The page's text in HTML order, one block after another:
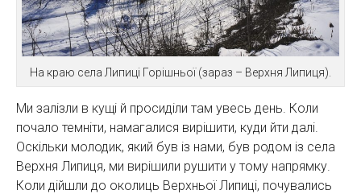
На краю села Липиці Горішньої (зараз – Верхня Липиця).
Ми залізли в кущі й просиділи там увесь день. Коли
почало темніти, намагалися вирішити, куди йти далі.
Оскільки молодик, який був із нами, був родом із села
Верхня Липиця, ми вирішили рушити у тому напрямку.
Коли дійшли до околиць Верхньої Липиці, почувались